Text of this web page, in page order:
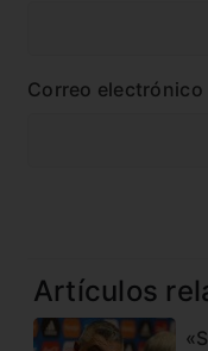
Correo electrónico
Artículos